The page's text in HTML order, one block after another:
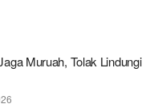
Muruah, Tolak Lindungi